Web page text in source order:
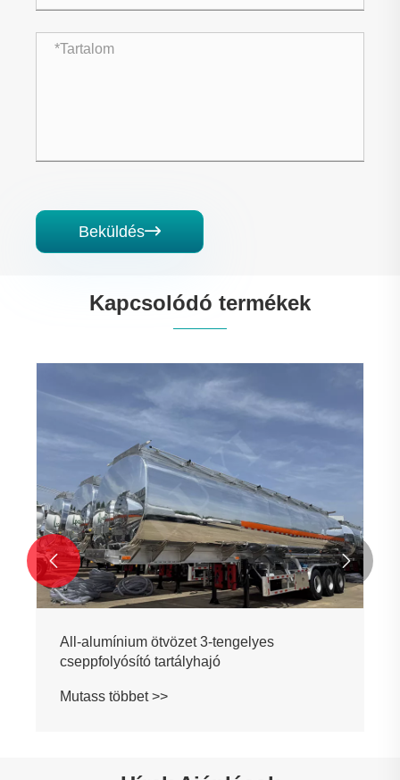
Beküldés
Kapcsolódó termékek
All-alumínium ötvözet 3-tengelyes
cseppfolyósító tartályhajó
Mutass többet >>
 